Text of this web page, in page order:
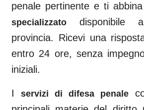
penale pertinente e ti
specializzato disponibile
provincia. Ricevi una
entro 24 ore, senza
iniziali.
I servizi di difesa penale